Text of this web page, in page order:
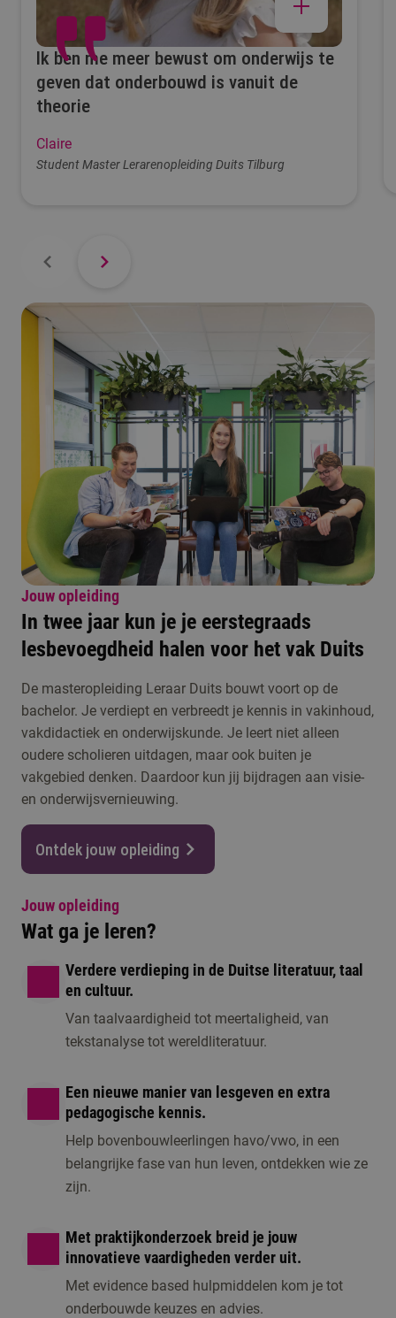
Ik ben me meer bewust om onderwijs te
geven dat onderbouwd is vanuit de
theorie
Claire
Student Master Lerarenopleiding Duits Tilburg
Jouw opleiding
In twee jaar kun je je eerstegraads
lesbevoegdheid halen voor het vak Duits
De masteropleiding Leraar Duits bouwt voort op de
bachelor. Je verdiept en verbreedt je kennis in vakinhoud,
vakdidactiek en onderwijskunde. Je leert niet alleen
oudere scholieren uitdagen, maar ook buiten je
vakgebied denken. Daardoor kun jij bijdragen aan visie-
en onderwijsvernieuwing.
Ontdek jouw opleiding
Jouw opleiding
Wat ga je leren?
Verdere verdieping in de Duitse literatuur, taal
en cultuur.
Van taalvaardigheid tot meertaligheid, van
tekstanalyse tot wereldliteratuur.
Een nieuwe manier van lesgeven en extra
pedagogische kennis.
Help bovenbouwleerlingen havo/vwo, in een
belangrijke fase van hun leven, ontdekken wie ze
zijn.
Met praktijkonderzoek breid je jouw
innovatieve vaardigheden verder uit.
Met evidence based hulpmiddelen kom je tot
onderbouwde keuzes en advies.